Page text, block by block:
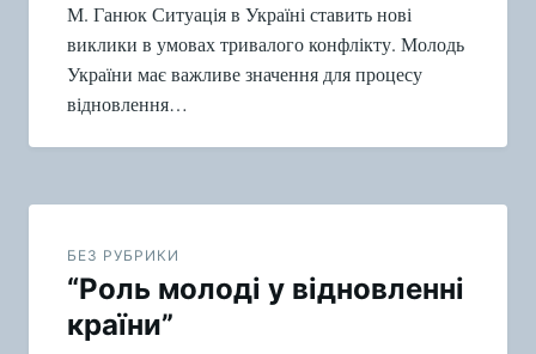
М. Ганюк Ситуація в Україні ставить нові
виклики в умовах тривалого конфлікту. Молодь
України має важливе значення для процесу
відновлення…
БЕЗ РУБРИКИ
“Роль молоді у відновленні
країни”